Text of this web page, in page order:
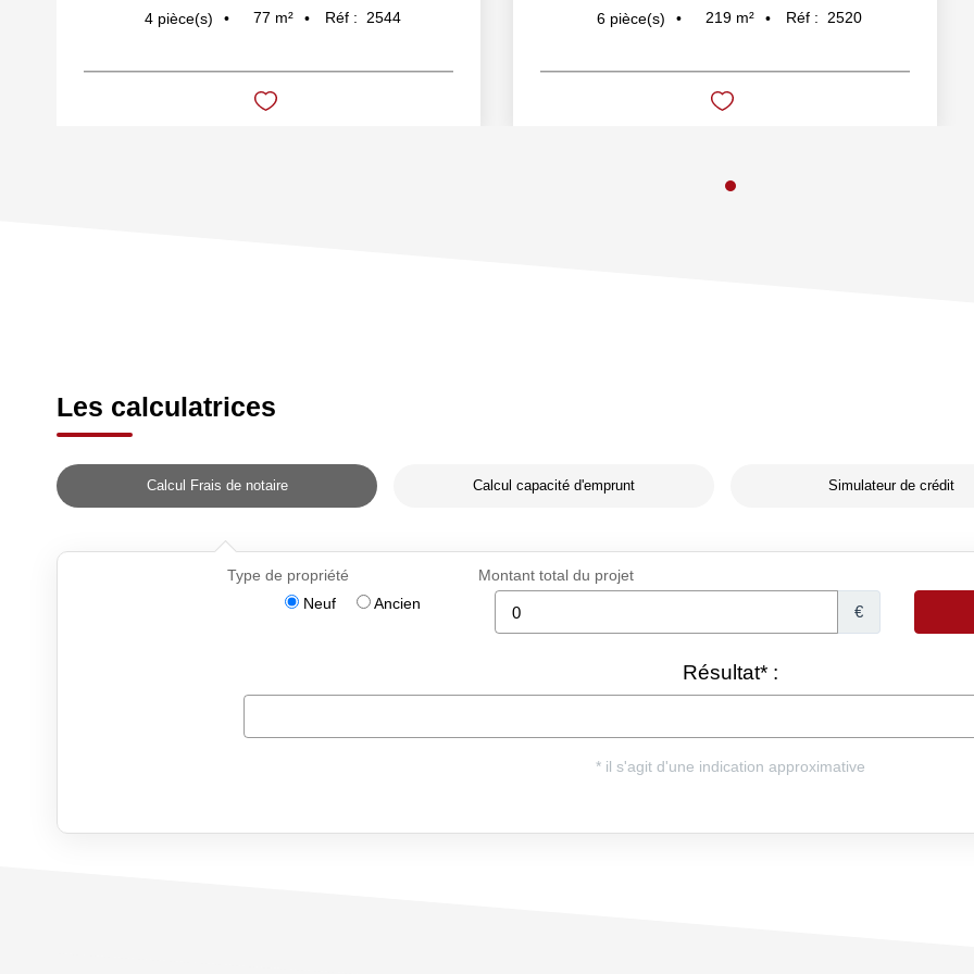
4 pièce(s) 77 m² Réf : 2544 6 pièce(s) 219 m² Réf : 2520
Les calculatrices
Calcul Frais de notaire Calcul capacité d'emprunt Simulateur de crédit